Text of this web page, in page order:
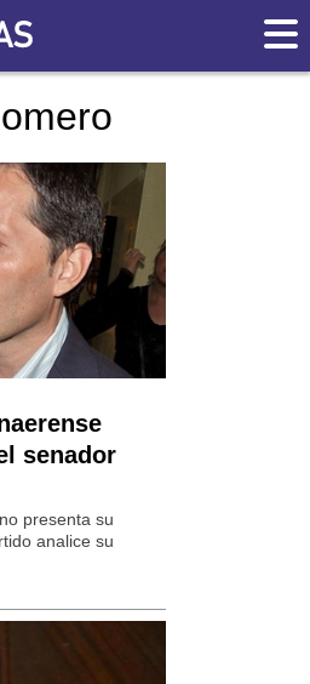
senador
presenta su
analice su